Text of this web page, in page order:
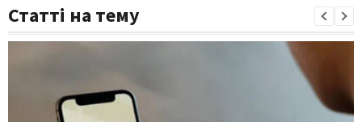
Статті на тему